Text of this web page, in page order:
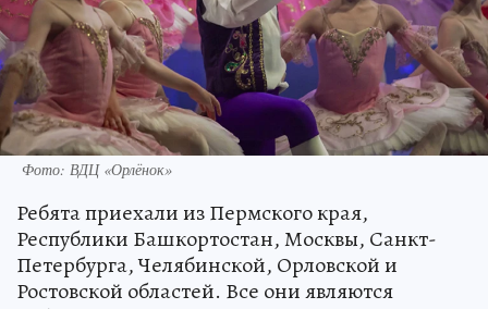
Фото: ВДЦ «Орлёнок»
Ребята приехали из Пермского края,
Республики Башкортостан, Москвы, Санкт-
Петербурга, Челябинской, Орловской и
Ростовской областей. Все они являются